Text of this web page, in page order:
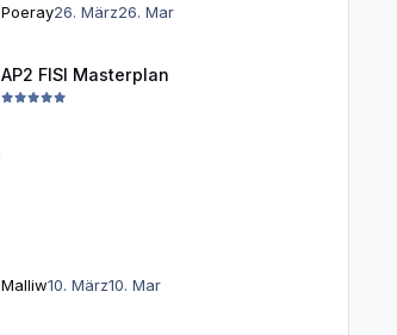
Poeray26. März26. Mar
AP2 FISI Masterplan
Malliw10. März10. Mar